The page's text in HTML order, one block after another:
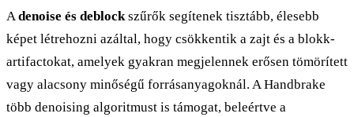
Adenoise és deblockszűrők segítenek tisztább, élesebb
képet létrehozni azáltal, hogy csökkentik a zajt és a blokk-
artifactokat, amelyek gyakran megjelennek erősen tömörített
vagy alacsony minőségű forrásanyagoknál. A Handbrake
több denoising algoritmust is támogat, beleértve a